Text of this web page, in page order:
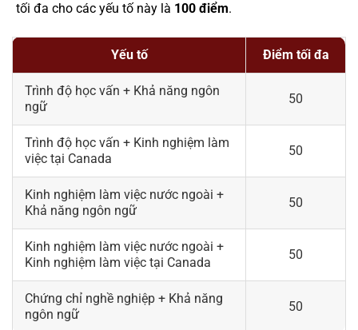
tối đa cho các yếu tố này là 100 điểm.
Yếu tố Điểm tối đa
Trình độ học vấn + Khả năng ngôn
ngữ
50
Trình độ học vấn + Kinh nghiệm làm
việc tại Canada
50
Kinh nghiệm làm việc nước ngoài +
Khả năng ngôn ngữ
50
Kinh nghiệm làm việc nước ngoài +
Kinh nghiệm làm việc tại Canada
50
Chứng chỉ nghề nghiệp + Khả năng
ngôn ngữ
50